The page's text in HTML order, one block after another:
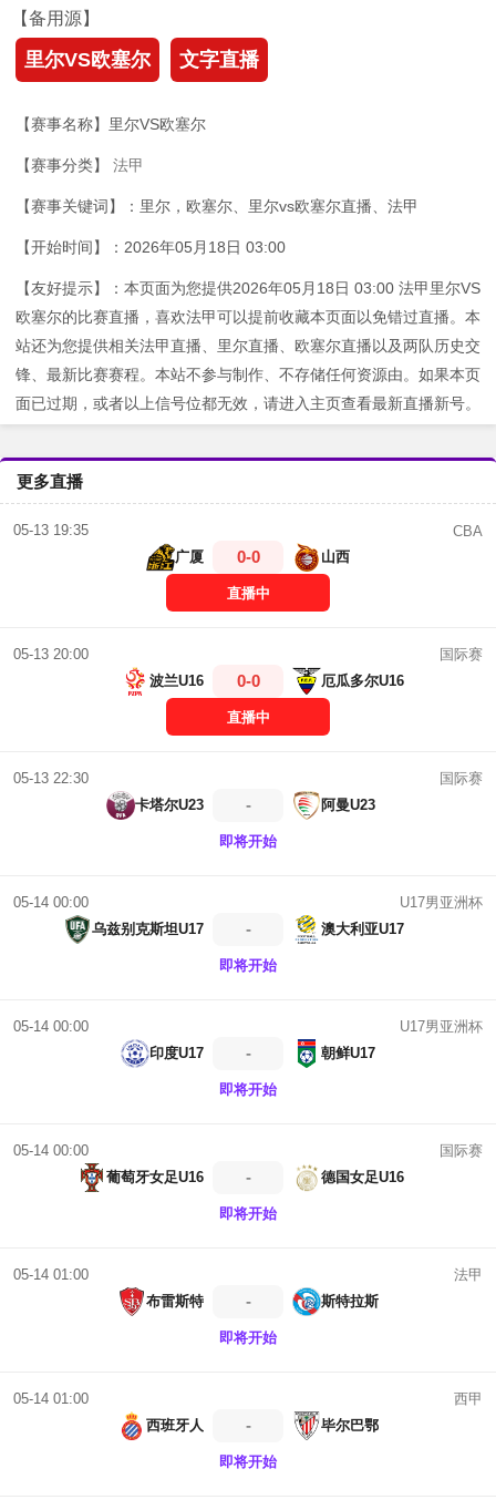
【备用源】
里尔VS欧塞尔 文字直播
【赛事名称】里尔VS欧塞尔
【赛事分类】 法甲
【赛事关键词】：里尔，欧塞尔、里尔vs欧塞尔直播、法甲
【开始时间】：2026年05月18日 03:00
【友好提示】：本页面为您提供2026年05月18日 03:00 法甲里尔VS
欧塞尔的比赛直播，喜欢法甲可以提前收藏本页面以免错过直播。本
站还为您提供相关法甲直播、里尔直播、欧塞尔直播以及两队历史交
锋、最新比赛赛程。本站不参与制作、不存储任何资源由。如果本页
面已过期，或者以上信号位都无效，请进入主页查看最新直播新号。
更多直播
05-13 19:35
CBA
广厦
0-0 山西
直播中
05-13 20:00
国际赛
波兰U16
0-0 厄瓜多尔U16
直播中
05-13 22:30
国际赛
卡塔尔U23
- 阿曼U23
即将开始
05-14 00:00
U17男亚洲杯
乌兹别克斯坦U17
- 澳大利亚U17
即将开始
05-14 00:00
U17男亚洲杯
印度U17
- 朝鲜U17
即将开始
05-14 00:00
国际赛
葡萄牙女足U16
- 德国女足U16
即将开始
05-14 01:00
法甲
布雷斯特
- 斯特拉斯
即将开始
05-14 01:00
西甲
西班牙人
- 毕尔巴鄂
即将开始